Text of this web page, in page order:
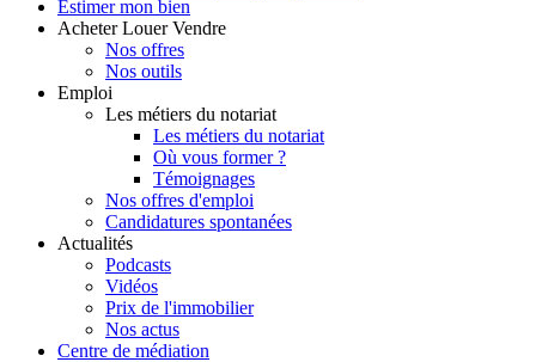
Estimer mon bien
Acheter Louer Vendre
Nos offres
Nos outils
Emploi
Les métiers du notariat
Les métiers du notariat
Où vous former ?
Témoignages
Nos offres d'emploi
Candidatures spontanées
Actualités
Podcasts
Vidéos
Prix de l'immobilier
Nos actus
Centre de médiation